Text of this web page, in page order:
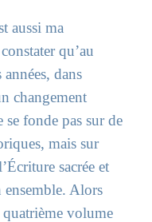
aussi ma
qu’au
dans
changement
fonde pas sur de
mais sur
sacrée et
ensemble. Alors
volume